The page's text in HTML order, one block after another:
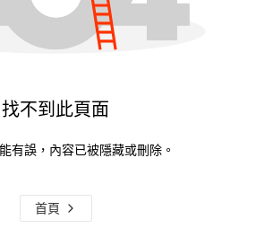
找不到此頁面
有誤，內容已被隱藏或刪除。
首頁